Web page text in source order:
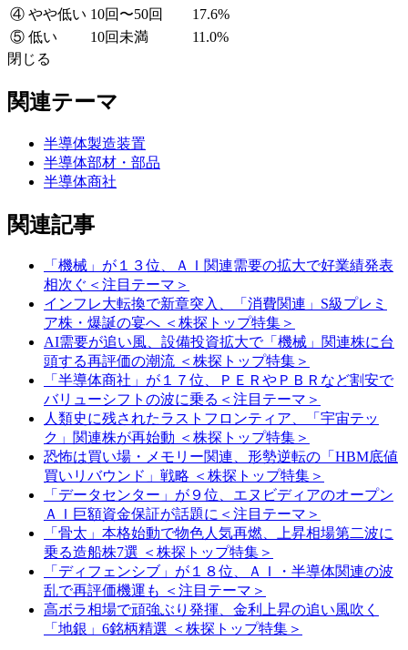
④ やや低い 10回〜50回
17.6%
⑤ 低い
10回未満
11.0%
閉じる
関連テーマ
半導体製造装置
半導体部材・部品
半導体商社
関連記事
「機械」が１３位、ＡＩ関連需要の拡大で好業績発表
相次ぐ＜注目テーマ＞
インフレ大転換で新章突入、「消費関連」S級プレミ
ア株・爆誕の宴へ ＜株探トップ特集＞
AI需要が追い風、設備投資拡大で「機械」関連株に台
頭する再評価の潮流 ＜株探トップ特集＞
「半導体商社」が１７位、ＰＥＲやＰＢＲなど割安で
バリューシフトの波に乗る＜注目テーマ＞
人類史に残されたラストフロンティア、「宇宙テッ
ク」関連株が再始動 ＜株探トップ特集＞
恐怖は買い場・メモリー関連、形勢逆転の「HBM底値
買いリバウンド」戦略 ＜株探トップ特集＞
「データセンター」が９位、エヌビディアのオープン
ＡＩ巨額資金保証が話題に＜注目テーマ＞
「骨太」本格始動で物色人気再燃、上昇相場第二波に
乗る造船株7選 ＜株探トップ特集＞
「ディフェンシブ」が１８位、ＡＩ・半導体関連の波
乱で再評価機運も ＜注目テーマ＞
高ボラ相場で頑強ぶり発揮、金利上昇の追い風吹く
「地銀」6銘柄精選 ＜株探トップ特集＞